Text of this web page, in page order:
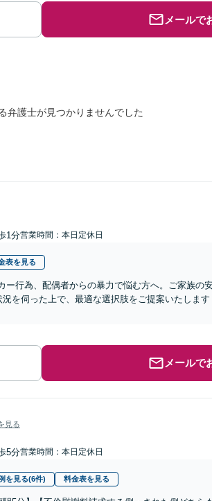
メールで
弁護士が見つかりませんでした
1分営業時間：本日定休日
表を見る
ー行為、配偶者からの暴力で悩む方へ。ご家族の
を伺った上で、最適な選択肢をご提案いたしま
メールで
見る
5分営業時間：本日定休日
を見る(6件) 料金表を見る